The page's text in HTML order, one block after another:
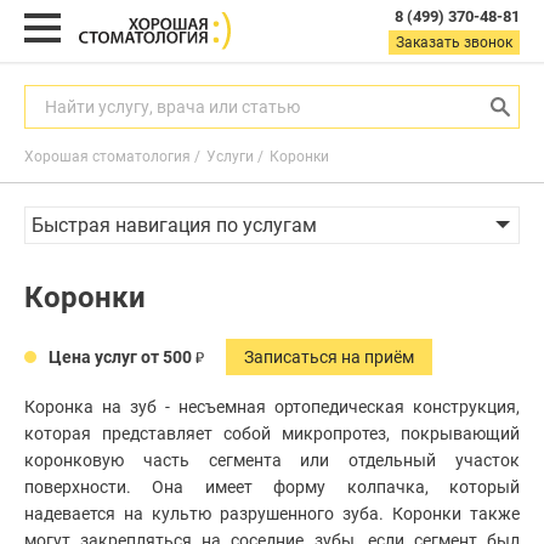
8 (499) 370-48-81
Заказать звонок
Найти услугу, врача или статью
Хорошая стоматология Услуги Коронки
Быстрая навигация по услугам
Лечение зубов
Диагностика в стоматологии
Чистка зубов
Диагностика зубов
Стоматолог-имплантолог
Удаление зубов
Коронки
Цена услуг от 500 Записаться на приём
Коронка на зуб - несъемная ортопедическая конструкция,
которая представляет собой микропротез, покрывающий
коронковую часть сегмента или отдельный участок
поверхности. Она имеет форму колпачка, который
надевается на культю разрушенного зуба. Коронки также
8
370-
48-
81
Заказать звонок
с
9:00
пн-
вс
Найти услугу, врача или статью
Услуги
Гигиена
полости
Акции